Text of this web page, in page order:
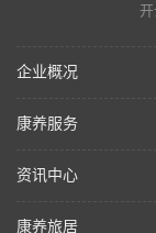
企业概况
康养服务
资讯中心
康养旅居